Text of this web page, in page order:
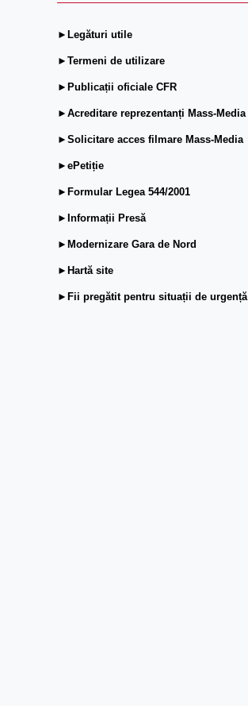
►Legături utile
►Termeni de utilizare
►Publicații oficiale CFR
►Acreditare reprezentanți Mass-Media
►Solicitare acces filmare Mass-Media
►ePetiție
►Formular Legea 544/2001
►Informații Presă
►Modernizare Gara de Nord
►Hartă site
►Fii pregătit pentru situații de urgență